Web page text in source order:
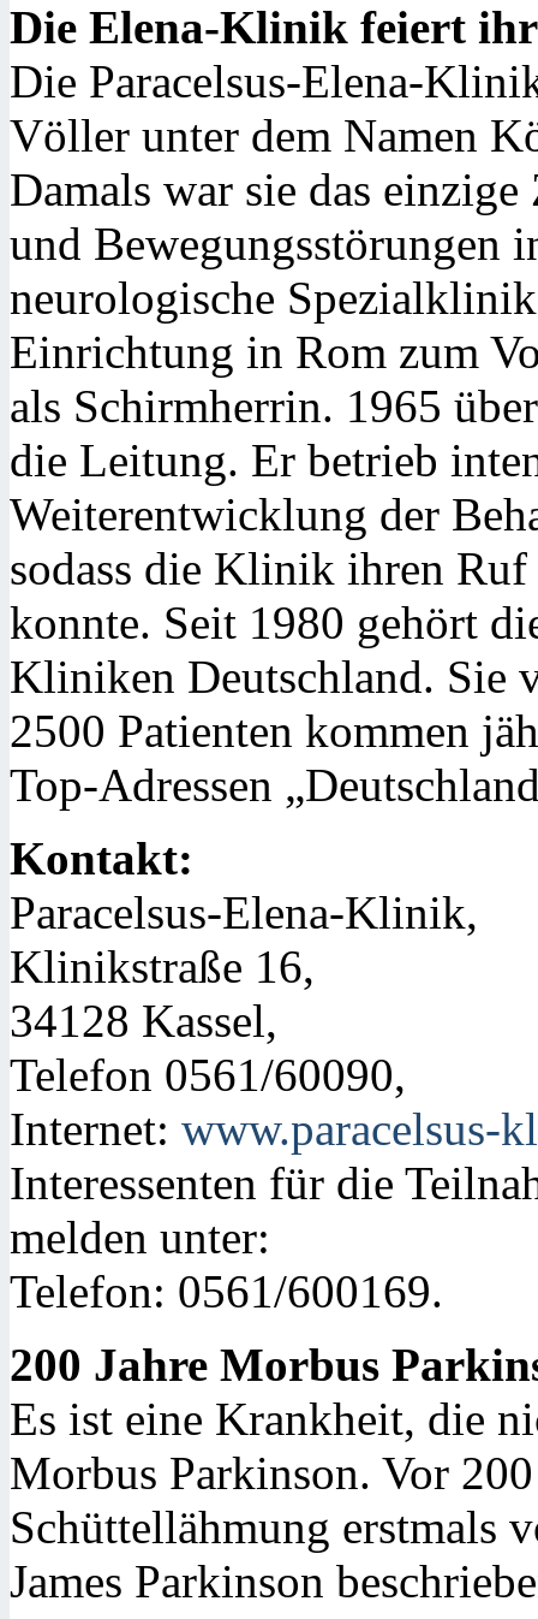
Die Elena-Klinik feiert ihr
Die Paracelsus-Elena-
Völler unter dem Namen
Damals war sie das
und Bewegungsstörungen
neurologische
Einrichtung in Rom zum
als Schirmherrin. 1965
die Leitung. Er betrieb
Weiterentwicklung der
sodass die Klinik ihren
konnte. Seit 1980 gehört
Kliniken Deutschland. Sie
2500 Patienten kommen
Top-Adressen
Kontakt:
Paracelsus-Elena-Klinik,
Klinikstraße 16,
34128 Kassel,
Telefon 0561/60090,
Internet: www.paracelsus-
Interessenten für die
melden unter:
Telefon: 0561/600169.
200 Jahre Morbus
Es ist eine Krankheit, die
Morbus Parkinson. Vor
Schüttellähmung erstmals
James Parkinson